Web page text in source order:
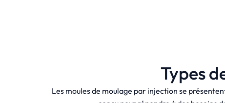
Types
Les moules de moulage par injection se